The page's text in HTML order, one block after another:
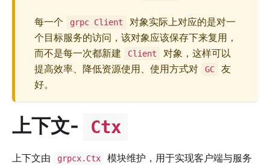
每一个 grpc Client
对象实际上对应的是对一
个目标服务的访问，该对象应该保存下来复用，
而不是每一次都新建
Client
对象，这样可以
提高效率、降低资源使用、使用方式对
GC
友
好。
上下文- Ctx
上下文由 grpcx.Ctx
模块维护，用于实现客户端与服务